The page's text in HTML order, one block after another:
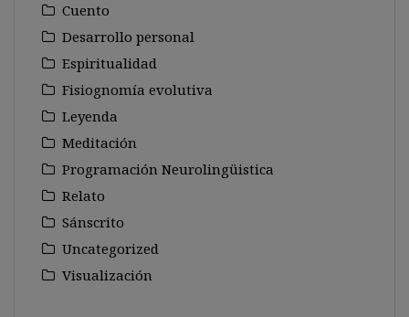
Cuento
Desarrollo personal
Espiritualidad
Fisiognomía evolutiva
Leyenda
Meditación
Programación Neurolingüistica
Relato
Sánscrito
Uncategorized
Visualización